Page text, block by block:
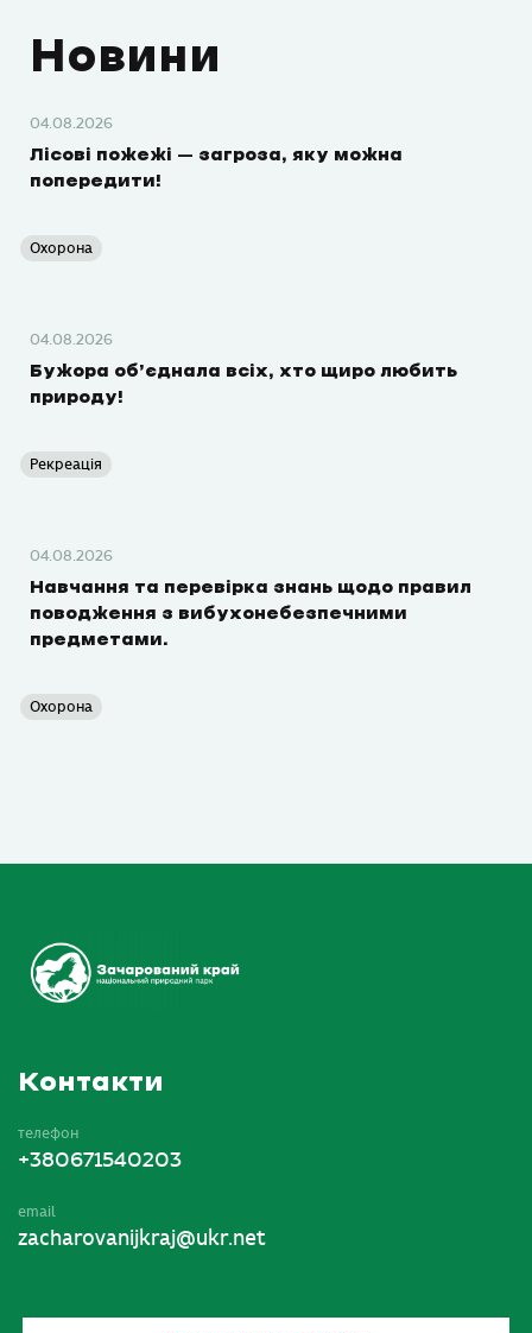
Новини
04.08.2026
Лісові пожежі – загроза, яку можна
попередити!
Охорона
04.08.2026
Бужора об’єднала всіх, хто щиро любить
природу!
Рекреація
04.08.2026
Навчання та перевірка знань щодо правил
поводження з вибухонебезпечними
предметами.
Охорона
Контакти
телефон
+380671540203
email
zacharovanijkraj@ukr.net